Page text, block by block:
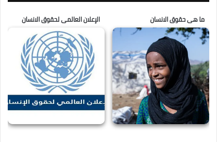
ما هى حقوق الانسان الإعلان العالمى لحقوق الانسان